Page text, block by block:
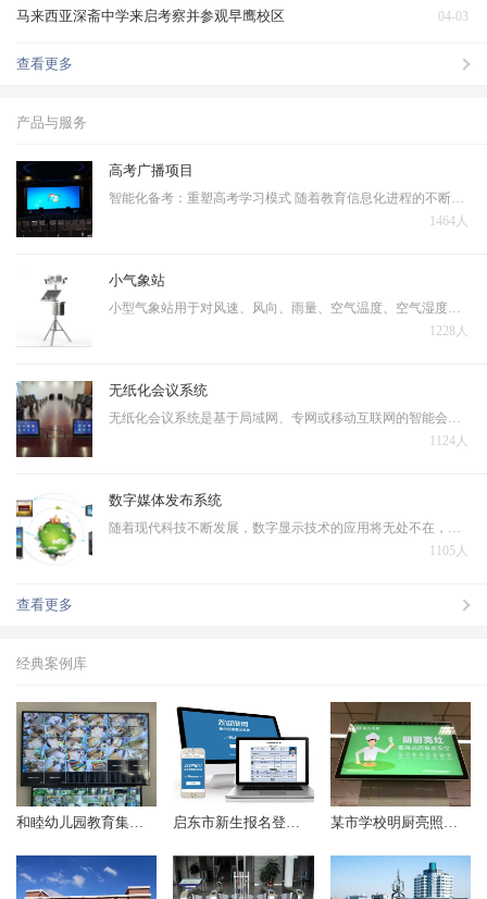
04-03
马来西亚深斋中学来启考察并参观早鹰校区
查看更多
产品与服务
高考广播项目
1464人
小气象站
1228人
无纸化会议系统
1124人
数字媒体发布系统
1105人
查看更多
经典案例库
和睦幼儿园教育集团监控项目顺利完成 启东市新生报名登记系统（2018年起） 某市学校明厨亮照项目（2017年起）